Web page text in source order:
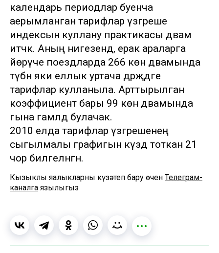
календарь периодлар буенча
аерымланган тарифлар үзгәреше
индексын куллану практикасы дәвам
итәчәк. Аның нигезендә, ерак араларга
йөрүче поездларда 266 көн дәвамында
түбән яки еллык уртача дәрәҗәдәге
тарифлар кулланыла. Арттырылган
коэффициент бары 99 көн дәвамында
гына гамәлдә булачак.
2010 елда тарифлар үзгәрешенең
сыгылмалы графигын күздә тоткан 21
чор билгеләнгән.
Кызыклы яңалыкларны күзәтеп бару өчен Телеграм-
каналга язылыгыз